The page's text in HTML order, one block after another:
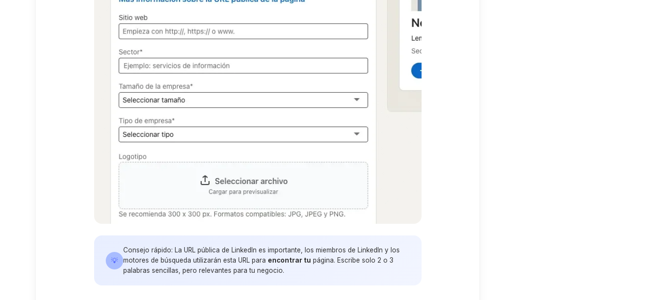
💡
Consejo rápido: La URL pública de LinkedIn es importante, los miembros de LinkedIn y los
motores de búsqueda utilizarán esta URLpara encontrar tu página. Escribe solo 2 o 3
palabras sencillas, pero relevantes para tu negocio.